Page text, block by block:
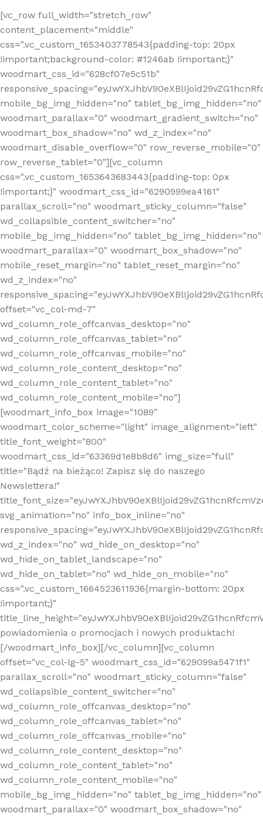
[vc_row full_width="stretch_row"
content_placement="middle"
css=".vc_custom_1653403778543{padding-top: 20px
!important;background-color: #1246ab !important;}"
woodmart_css_id="628cf07e5c51b"
mobile_bg_img_hidden="no" tablet_bg_img_hidden="no"
woodmart_parallax="0" woodmart_gradient_switch="no"
woodmart_box_shadow="no" wd_z_index="no"
woodmart_disable_overflow="0" row_reverse_mobile="0"
row_reverse_tablet="0"][vc_column
css=".vc_custom_1653643683443{padding-top: 0px
!important;}" woodmart_css_id="6290999ea4161"
parallax_scroll="no" woodmart_sticky_column="false"
wd_collapsible_content_switcher="no"
mobile_bg_img_hidden="no" tablet_bg_img_hidden="no"
woodmart_parallax="0" woodmart_box_shadow="no"
mobile_reset_margin="no" tablet_reset_margin="no"
wd_z_index="no"
offset="vc_col-md-7"
wd_column_role_offcanvas_desktop="no"
wd_column_role_offcanvas_tablet="no"
wd_column_role_offcanvas_mobile="no"
wd_column_role_content_desktop="no"
wd_column_role_content_tablet="no"
wd_column_role_content_mobile="no"]
[woodmart_info_box image="1089"
woodmart_color_scheme="light" image_alignment="left"
title_font_weight="800"
woodmart_css_id="63369d1e8b8d6" img_size="full"
title="Bądź na bieżąco! Zapisz się do naszego
Newslettera!"
svg_animation="no" info_box_inline="no"
wd_z_index="no" wd_hide_on_desktop="no"
wd_hide_on_tablet_landscape="no"
wd_hide_on_tablet="no" wd_hide_on_mobile="no"
css=".vc_custom_1664523611936{margin-bottom: 20px
!important;}"
powiadomienia o promocjach i nowych produktach!
[/woodmart_info_box][/vc_column][vc_column
offset="vc_col-lg-5" woodmart_css_id="629099a5471f1"
parallax_scroll="no" woodmart_sticky_column="false"
wd_collapsible_content_switcher="no"
wd_column_role_offcanvas_desktop="no"
wd_column_role_offcanvas_tablet="no"
wd_column_role_offcanvas_mobile="no"
wd_column_role_content_desktop="no"
wd_column_role_content_tablet="no"
wd_column_role_content_mobile="no"
mobile_bg_img_hidden="no" tablet_bg_img_hidden="no"
woodmart_parallax="0" woodmart_box_shadow="no"